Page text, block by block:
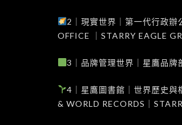
2｜現實世界｜第一代行政
OFFICE ｜STARRY EAGLE
3｜品牌管理世界｜星鷹品
4｜星鷹圖書館｜世界歷史
& WORLD RECORDS｜